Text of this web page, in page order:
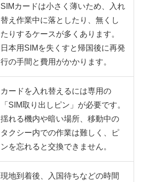
SIMカードは小さく薄いため、入れ
替え作業中に落としたり、無くし
たりするケースが多くあります。
日本用SIMを失くすと帰国後に再発
行の手間と費用がかかります。
カードを入れ替えるには専用の
「SIM取り出しピン」が必要です。
揺れる機内や暗い場所、移動中の
タクシー内での作業は難しく、ピ
ンを忘れると交換できません。
現地到着後、入国待ちなどの時間